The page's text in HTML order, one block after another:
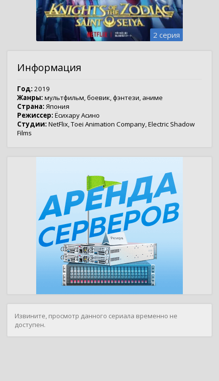
2 серия
Информация
Год: 2019
Жанры: мультфильм,боевик,фэнтези, аниме
Страна: Япония
Режиссер: Ёсихару Асино
Студии: NetFlix,Toei Animation Company,Electric Shadow
Films
Извините, просмотр данного сериала временно не
доступен.